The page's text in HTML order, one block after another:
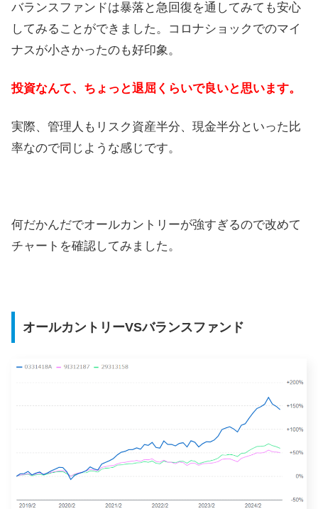
バランスファンドは暴落と急回復を通してみても安心
してみることができました。コロナショックでのマイ
ナスが小さかったのも好印象。
投資なんて、ちょっと退屈くらいで良いと思います。
実際、管理人もリスク資産半分、現金半分といった比
率なので同じような感じです。
何だかんだでオールカントリーが強すぎるので改めて
チャートを確認してみました。
オールカントリーVSバランスファンド